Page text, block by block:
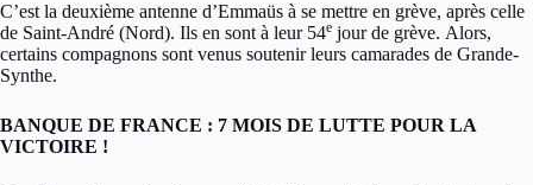
C’est la deuxième antenne d’Emmaüs à se mettre en grève, après celle
de Saint-André (Nord). Ils en sont à leur 54e jour de grève. Alors,
certains compagnons sont venus soutenir leurs camarades de Grande-
Synthe.
BANQUE DE FRANCE : 7 MOIS DE LUTTE POUR LA
VICTOIRE !